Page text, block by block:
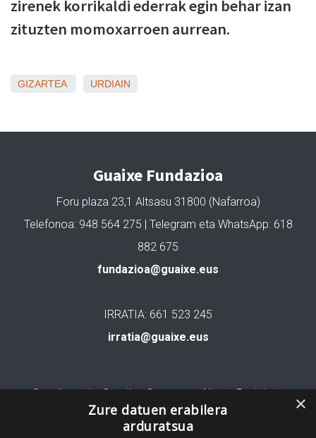
zirenek korrikaldi ederrak egin behar izan
zituzten momoxarroen aurrean.
GIZARTEA URDIAIN
Guaixe Fundazioa
Foru plaza 23,1 Altsasu 31800 (Nafarroa)
Telefonoa: 948 564 275 | Telegram eta WhatsApp: 618
882 675
fundazioa@guaixe.eus
IRRATIA: 661 523 245
irratia@guaixe.eus
Gure lizentzia: Creative Commons Aitortu Partekatu
Codesyntaxek garatua
×
Zure datuen erabilera
arduratsua